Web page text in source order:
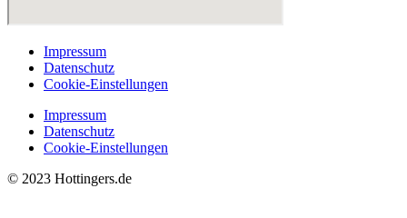
Impressum
Datenschutz
Cookie-Einstellungen
Impressum
Datenschutz
Cookie-Einstellungen
© 2023 Hottingers.de